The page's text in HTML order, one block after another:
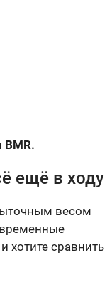
BMR.
ещё в ходу
весом
хотите сравнить